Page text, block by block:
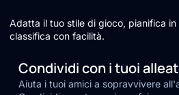
Adatta il tuo stile di gioco, pianifica in
classifica con facilità.
Condividi con i tuoi
Aiuta i tuoi amici a sopravvivere